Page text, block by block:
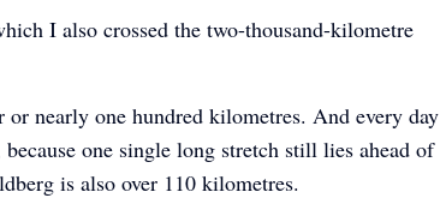
I also crossed the two-thousand-kilometre
nearly one hundred kilometres. And every day
one single long stretch still lies ahead of
is also over 110 kilometres.